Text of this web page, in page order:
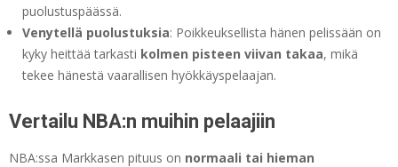
puolustuspäässä.
Venytellä puolustuksia: Poikkeuksellista hänen pelissään on
kyky heittää tarkasti kolmen pisteen viivan takaa, mikä
tekee hänestä vaarallisen hyökkäyspelaajan.
Vertailu NBA:n muihin pelaajiin
NBA:ssa Markkasen pituus on normaali tai hieman